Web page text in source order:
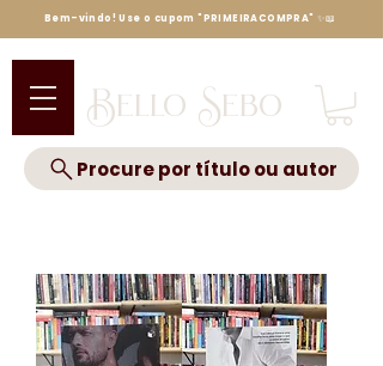
Bello Sebo
Procure por título ou autor
Bem-vindo! Use o cupom "PRIMEIRACOMPRA" ✨📖